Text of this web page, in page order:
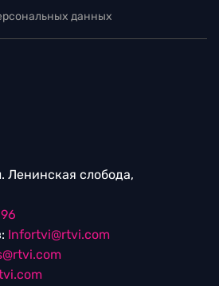
данных
Ленинская слобода,
Infortvi@rtvi.com